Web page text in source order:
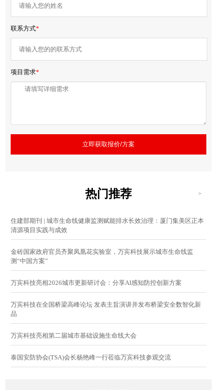
联系方式*
项目需求*
立即获取报价/方案
热门推荐 >
住建部期刊 | 城市生命线健康监测赋能排水长效治理：厦门集美区正本
清源项目实践与成效
金砖国家政府官员齐聚凤凰花实验室，万宾科技展示城市生命线监
测“中国方案”
万宾科技亮相2026城市更新研讨会：分享AI感知防控创新方案
万宾科技在全国桥梁高峰论坛 发表主旨演讲并发布桥梁安全数智化新
品
万宾科技亮相第二届城市基础设施生命线大会
泰国安防协会(TSA)会长杨艳峰一行莅临万宾科技参观交流